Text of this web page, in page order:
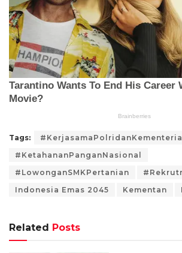
Tags:
#KetahananPanganNasional
#LowonganSMKPertanian
Indonesia Emas 2045
Kementan
Related Posts